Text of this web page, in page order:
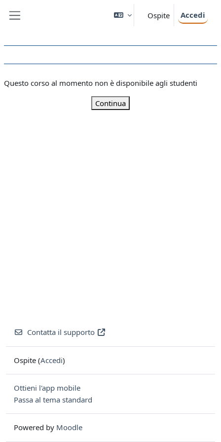
Ospite Accedi
Questo corso al momento non è disponibile agli studenti
Continua
Contatta il supporto
Ospite (Accedi)
Ottieni l'app mobile
Passa al tema standard
Powered by Moodle